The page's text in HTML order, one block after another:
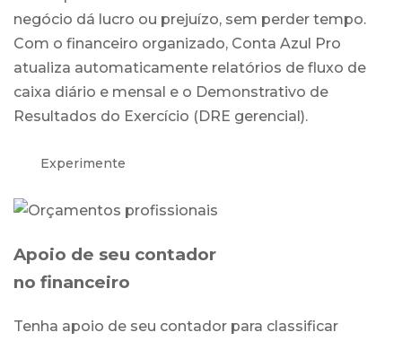
negócio dá lucro ou prejuízo, sem perder tempo.
Com o financeiro organizado, Conta Azul Pro
atualiza automaticamente relatórios de fluxo de
caixa diário e mensal e o Demonstrativo de
Resultados do Exercício (DRE gerencial).
Experimente
Apoio de seu contador
no financeiro
Tenha apoio de seu contador para classificar